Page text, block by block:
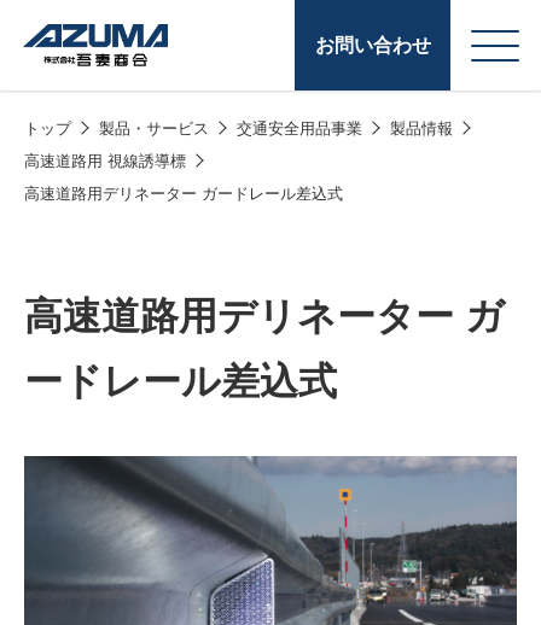
お問い合わせ
社案内
LPG販売
トップ 製品・サービス 交通安全用品事業
製品情報
高速道路用 視線誘導標
高速道路用デリネーター ガードレール差込式
高速道路用デリネーター ガ
ードレール差込式